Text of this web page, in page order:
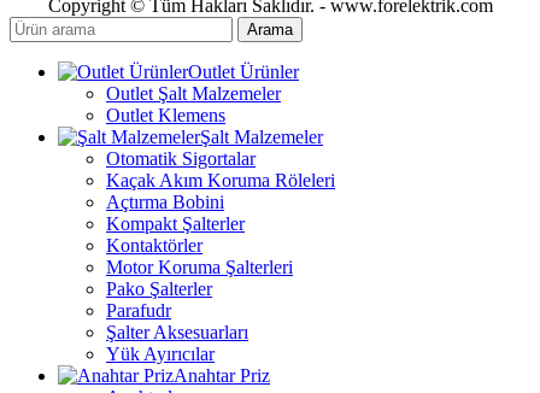
Copyright © Tüm Hakları Saklıdır. - www.forelektrik.com
Arama
Outlet Ürünler
Outlet Şalt Malzemeler
Outlet Klemens
Şalt Malzemeler
Otomatik Sigortalar
Kaçak Akım Koruma Röleleri
Açtırma Bobini
Kompakt Şalterler
Kontaktörler
Motor Koruma Şalterleri
Pako Şalterler
Parafudr
Şalter Aksesuarları
Yük Ayırıcılar
Anahtar Priz